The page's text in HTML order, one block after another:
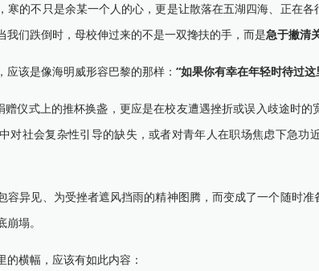
的不只是余某一个人的心，更是让散落在五湖四海、正在各
我们跌倒时，母校伸过来的不是一双搀扶的手，而是急于撇清
该是像海明威形容巴黎的那样： “如果你有幸在年轻时待过
仪式上的推杯换盏，更应是在校友遭遇挫折或误入歧途时的
对社会复杂性引导的缺失，或者对青年人在职场焦虑下急功
异见、为受挫者遮风挡雨的精神图腾，而变成了一个随时准
塌。
横幅，应该有如此内容：